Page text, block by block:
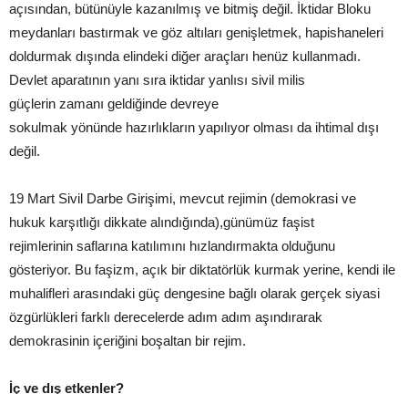
açısından, bütünüyle kazanılmış ve bitmiş değil. İktidar Bloku
meydanları bastırmak ve göz altıları genişletmek, hapishaneleri
doldurmak dışında elindeki diğer araçları henüz kullanmadı.
Devlet aparatının yanı sıra iktidar yanlısı sivil milis
güçlerin zamanı geldiğinde devreye
sokulmak yönünde hazırlıkların yapılıyor olması da ihtimal dışı
değil.
19 Mart Sivil Darbe Girişimi, mevcut rejimin (demokrasi ve
hukuk karşıtlığı dikkate alındığında),günümüz faşist
rejimlerinin saflarına katılımını hızlandırmakta olduğunu
gösteriyor. Bu faşizm, açık bir diktatörlük kurmak yerine, kendi ile
muhalifleri arasındaki güç dengesine bağlı olarak gerçek siyasi
özgürlükleri farklı derecelerde adım adım aşındırarak
demokrasinin içeriğini boşaltan bir rejim.
İç ve dış etkenler?